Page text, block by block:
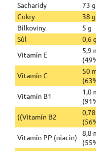
Sacharidy
73 g
Cukry
38 g
Bílkoviny
5 g
Sůl
0,6 g
Vitamín E
5,9
Vitamín C
50
Vitamín B1
1,0
((Vitamín B2
Vitamín PP (niacin)
8,8